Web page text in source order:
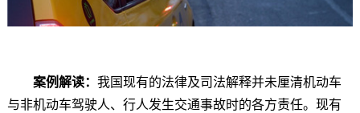
案例解读： 我国现有的法律及司法解释并未厘清机动车
与非机动车驾驶人、行人发生交通事故时的各方责任。现有